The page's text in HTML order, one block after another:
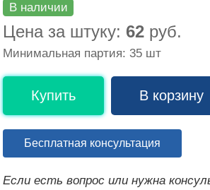
В наличии
Цена за штуку: 62 руб.
Минимальная партия: 35 шт
Купить В корзину
Бесплатная консультация
Если есть вопрос или нужна